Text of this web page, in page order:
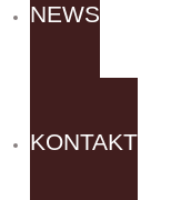
NEWS
KONTAKT